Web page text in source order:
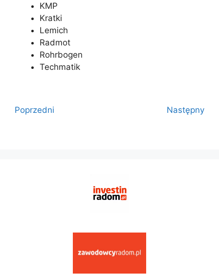
KMP
Kratki
Lemich
Radmot
Rohrbogen
Techmatik
Poprzedni Następny